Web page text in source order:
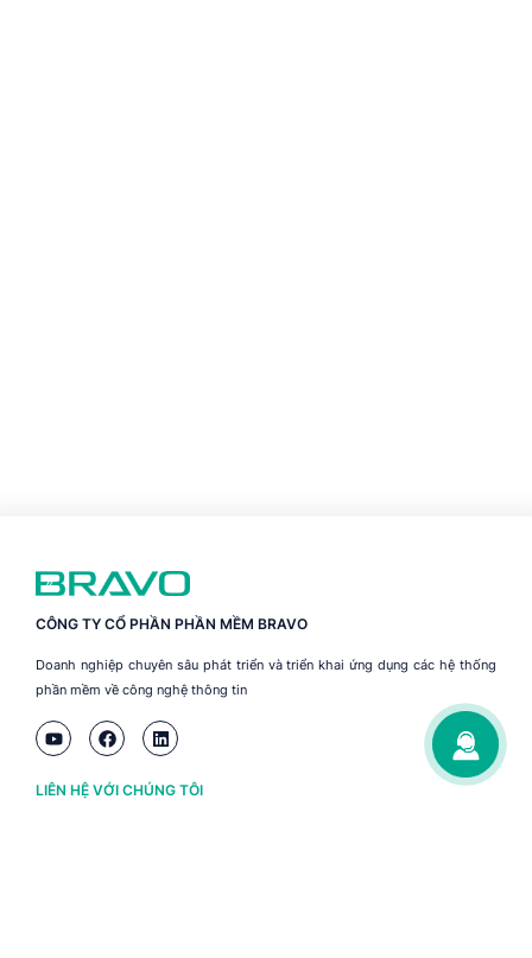
CÔNG TY CỔ PHẦN PHẦN MỀM BRAVO
Doanh nghiệp chuyên sâu phát triển và triển khai ứng dụng các hệ thống
phần mềm về công nghệ thông tin
LIÊN HỆ VỚI CHÚNG TÔI